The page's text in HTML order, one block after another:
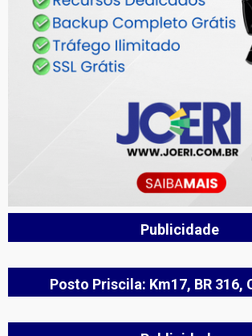
Publicidade
Posto Priscila: Km17, BR 316,